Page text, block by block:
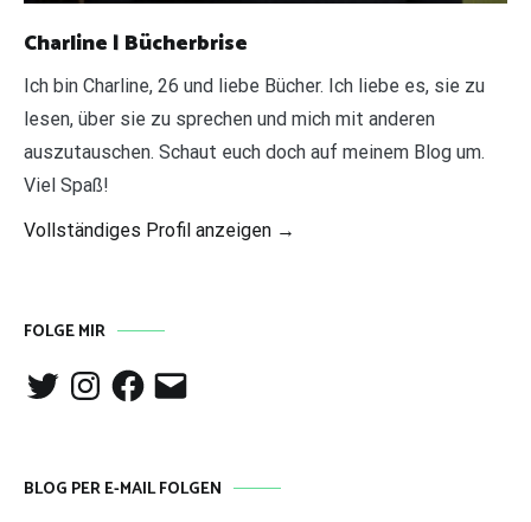
Charline | Bücherbrise
Ich bin Charline, 26 und liebe Bücher. Ich liebe es, sie zu
lesen, über sie zu sprechen und mich mit anderen
auszutauschen. Schaut euch doch auf meinem Blog um.
Viel Spaß!
Vollständiges Profil anzeigen →
FOLGE MIR
TwitterInstagramFacebook
E-
Mail
BLOG PER E-MAIL FOLGEN